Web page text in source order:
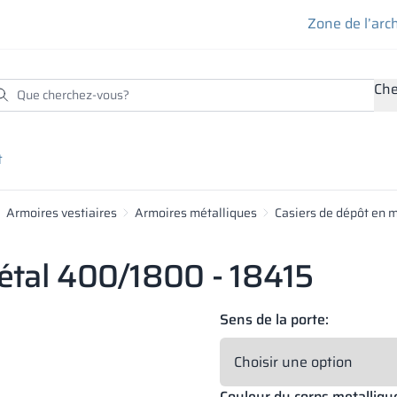
Zone de
Armoires vestiaires Armoires métalliques Casiers de dépôt en
400/1800 - 18415
Sens de la porte:
compressant sous haute température et pression des
une large palette de couleurs. Les panneau mélaminé sont
choisie, se distingue par une grande résistance aux
de larges possibilités d’aménagement de l’espace